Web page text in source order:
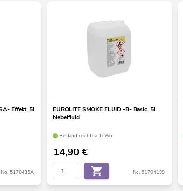
Effekt, 5l
No. 5170435A
EUROLITE SMOKE FLUID -B- Basic, 5l
Nebelfluid
Bestand reicht ca. 6 Wo.
14,90€
No. 51704199